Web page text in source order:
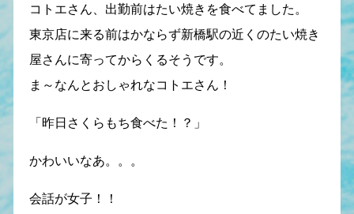
コトエさん、出勤前はたい焼きを食べてました。
東京店に来る前はかならず新橋駅の近くのたい焼き
屋さんに寄ってからくるそうです。
ま～なんとおしゃれなコトエさん！
「昨日さくらもち食べた！？」
かわいいなあ。。。
会話が女子！！